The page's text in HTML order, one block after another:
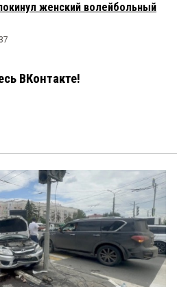
женский волейбольный
ВКонтакте!